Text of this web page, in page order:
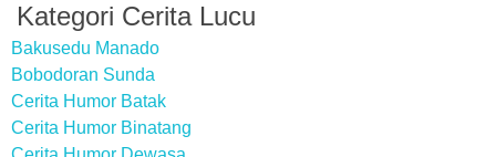
Kategori Cerita Lucu
Bakusedu Manado
Bobodoran Sunda
Cerita Humor Batak
Cerita Humor Binatang